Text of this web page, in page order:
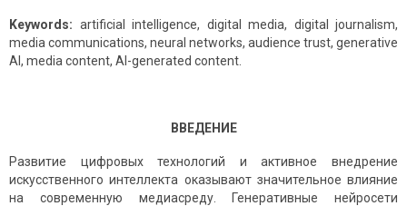
Keywords: artificial intelligence, digital media, digital journalism,
media communications, neural networks, audience trust, generative
AI, media content, AI-generated content.
ВВЕДЕНИЕ
Развитие цифровых технологий и активное внедрение
искусственного интеллекта оказывают значительное влияние
на современную медиасреду. Генеративные нейросети